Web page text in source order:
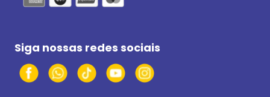
Siga nossas redes sociais